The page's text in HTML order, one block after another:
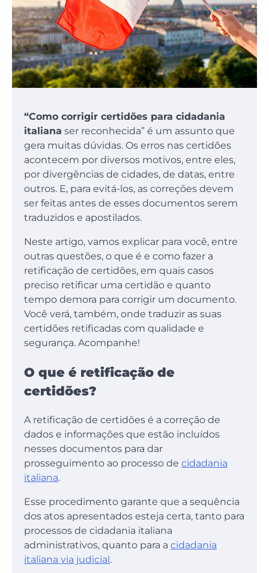
“Como corrigir certidões para cidadania
italiana ser reconhecida” é um assunto que
gera muitas dúvidas. Os erros nas certidões
acontecem por diversos motivos, entre eles,
por divergências de cidades, de datas, entre
outros. E, para evitá-los, as correções devem
ser feitas antes de esses documentos serem
traduzidos e apostilados.
Neste artigo, vamos explicar para você, entre
outras questões, o que é e como fazer a
retificação de certidões, em quais casos
preciso retificar uma certidão e quanto
tempo demora para corrigir um documento.
Você verá, também, onde traduzir as suas
certidões retificadas com qualidade e
segurança. Acompanhe!
O que é retificação de
certidões?
A retificação de certidões é a correção de
dados e informações que estão incluídos
nesses documentos para dar
prosseguimento ao processo de cidadania
italiana.
Esse procedimento garante que a sequência
dos atos apresentados esteja certa, tanto para
processos de cidadania italiana
administrativos, quanto para a cidadania
italiana via judicial.